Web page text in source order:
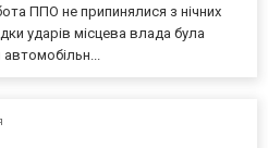
ППО не припинялися з нічних
ударів місцева влада була